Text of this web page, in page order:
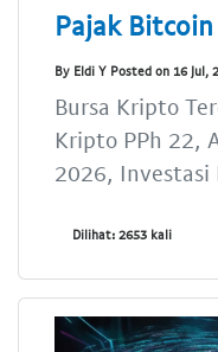
Pajak
By Eldi Y Posted on 16 Jul,
Bursa Kripto
Kripto PPh 22,
2026, Investasi
Dilihat: 2653 kali